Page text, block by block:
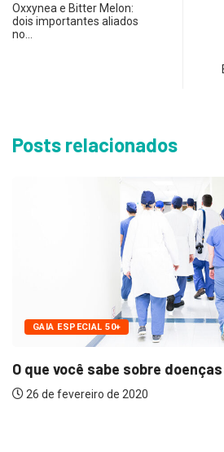
Oxxynea e Bitter Melon:
dois importantes aliados
no…
Posts relacionados
GAIA ESPECIAL 50+
O que você sabe sobre
26 de fevereiro de 2020